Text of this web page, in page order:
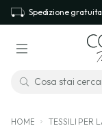
Spedizione
HOME TESSILI PER